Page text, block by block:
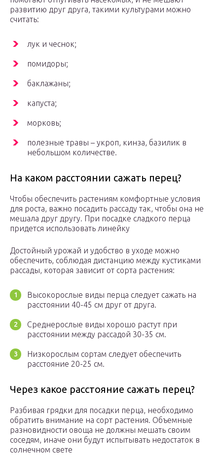
развитию друг друга, такими культурами можно
считать:
лук и чеснок;
помидоры;
баклажаны;
капуста;
морковь;
полезные травы – укроп, кинза, базилик в
небольшом количестве.
На каком расстоянии сажать перец?
Чтобы обеспечить растениям комфортные условия
для роста, важно посадить рассаду так, чтобы она не
мешала друг другу. При посадке сладкого перца
придется использовать линейку
Достойный урожай и удобство в уходе можно
обеспечить, соблюдая дистанцию между кустиками
рассады, которая зависит от сорта растения:
Высокорослые виды перца следует сажать на
расстоянии 40-45 см друг от друга.
Среднерослые виды хорошо растут при
расстоянии между рассадой 30-35 см.
Низкорослым сортам следует обеспечить
расстояние 20-25 см.
Через какое расстояние сажать перец?
Разбивая грядки для посадки перца, необходимо
обратить внимание на сорт растения. Объемные
разновидности овоща не должны мешать своим
соседям, иначе они будут испытывать недостаток в
солнечном свете